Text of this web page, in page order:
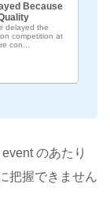
Because
delayed the
competition at
con...
のあたり
把握できません